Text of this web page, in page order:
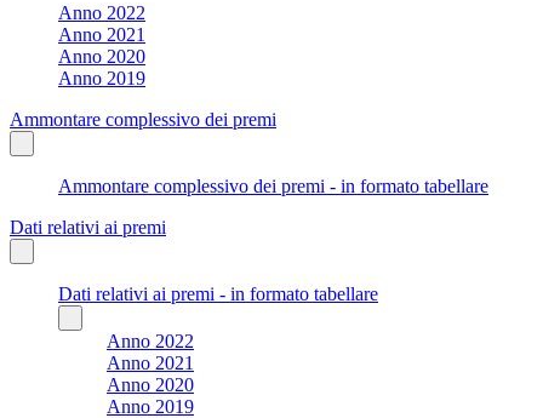
Anno 2022
Anno 2021
Anno 2020
Anno 2019
Ammontare complessivo dei premi
Ammontare complessivo dei premi - in formato tabellare
Dati relativi ai premi
Dati relativi ai premi - in formato tabellare
Anno 2022
Anno 2021
Anno 2020
Anno 2019